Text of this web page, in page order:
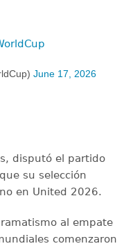
June 17, 2026
disputó el partido
su selección
en United 2026.
al empate
comenzaron